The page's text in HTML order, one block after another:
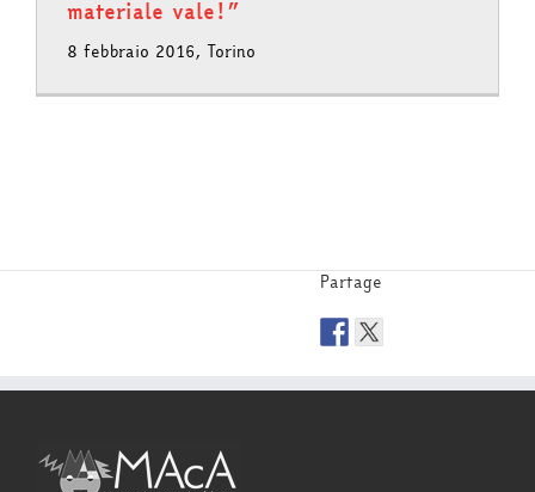
materiale vale!”
8 febbraio 2016, Torino
Partage